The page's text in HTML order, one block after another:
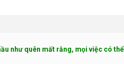
như quên mất rằng, mọi việc có